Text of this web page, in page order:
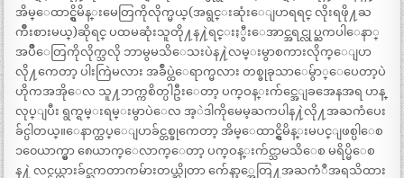
အိမ္ေထာင္ရွိမိန္းမေတြကိုလိုက္မယ္(အရွင္းဆုံးေျပာရရင္ လိုးရဖို႔ႀ
ကိဳးစားမယ္)ဆိုရင္ ပထမဆုံးသူတို႔န႔ဲရင္းႏွီးေအာင္အရင္လုပ္ႀကပါေနာ္
အပ်ဳိေတြကိုလိုက္သလို ဘာမွမသိေသးပဲန႔ဲလမ္းမွာစကားလိုက္ေျပာ
လို႔ကေတာ့ ပါးကြဲမလား အခ်ဳပ္ထဲေရာက္မလား တစ္ခုခုသာေမ်ွာ္ေပေတာ့ပဲ
ဟိုကအအိုေလ သူ႔ဘက္ကစိတ္ပါဦးေတာ့ ပက္ဝန္းက်င္အေျခအေနအရ ဟန္
လုပ္ျပီး ရွက္ရမ္းရမ္းမွာပဲေလ အ့ဲဒါကိုမေမ့ႀကပါန႔ဲလို႔အႀကံေပး
ခ်င္ပါတယ္။ေနာက္ထပ္ေျပာခ်င္တစ္ခုကေတာ့ အိမ္ေထာင္ရွိမိန္းမပင္ျဖစ္ပါေစ
၁၀ေယာက္မွာ ၈ေယာက္ေလာက္ေတာ့ ပက္ဝန္းက်င္သာမသိေစ မရိပ္မိေစ
န႔ဲ လင္ငယ္ထားခ်င္ႀကတာကမ်ားတယ္ဆိုတာ က်ေနာ့္အေတြ႔အႀကံဳအရသိထား